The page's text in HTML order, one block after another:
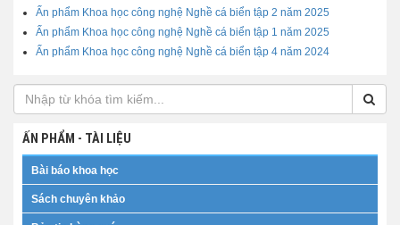
Ấn phẩm Khoa học công nghệ Nghề cá biển tập 2 năm 2025
Ấn phẩm Khoa học công nghệ Nghề cá biển tập 1 năm 2025
Ấn phẩm Khoa học công nghệ Nghề cá biển tập 4 năm 2024
ẤN PHẨM - TÀI LIỆU
Bài báo khoa học
Sách chuyên khảo